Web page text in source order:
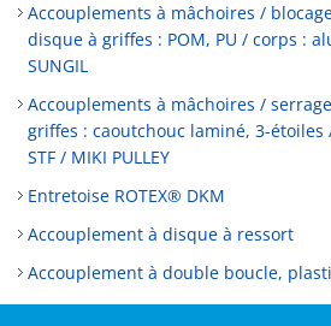
Accouplements à mâchoires /
disque à griffes : POM, PU / corps :
SUNGIL
Accouplements à mâchoires /
griffes : caoutchouc laminé, 3-
STF / MIKI PULLEY
Entretoise ROTEX® DKM
Accouplement à disque à ressort
Accouplement à double boucle,